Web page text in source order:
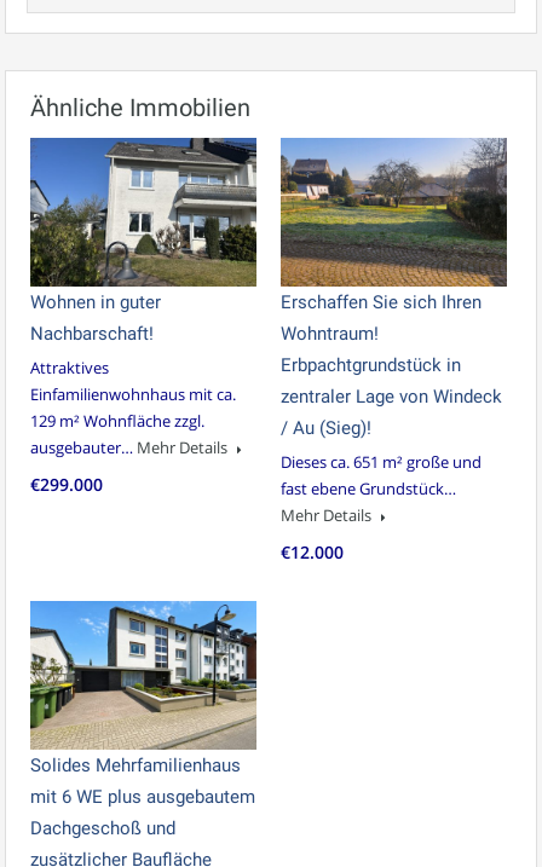
Ähnliche Immobilien
Wohnen in guter
Nachbarschaft!
Attraktives
Einfamilienwohnhaus mit ca.
129 m² Wohnfläche zzgl.
ausgebauter… Mehr Details
€299.000
Erschaffen Sie sich Ihren
Wohntraum!
Erbpachtgrundstück in
zentraler Lage von Windeck
/ Au (Sieg)!
Dieses ca. 651 m² große und
fast ebene Grundstück…
Mehr Details
€12.000
Solides Mehrfamilienhaus
mit 6 WE plus ausgebautem
Dachgeschoß und
zusätzlicher Baufläche